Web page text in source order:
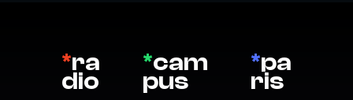
*ra
dio
*cam
pus
*pa
ris